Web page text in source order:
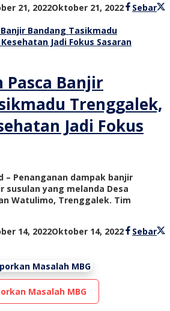
21, 2022Oktober 21, 2022olehSebar
Pasca Banjir
Trenggalek,
Jadi Fokus
– Penanganan dampak banjir
susulan yang melanda Desa
Watulimo, Trenggalek. Tim
14, 2022Oktober 14, 2022olehSebar
Masalah MBG